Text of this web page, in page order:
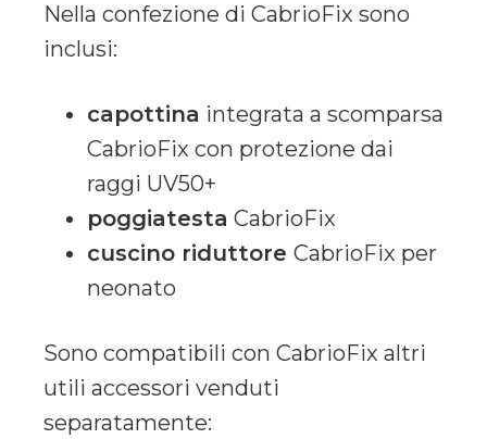
Nella confezione di CabrioFix sono
inclusi:
capottina integrata a scomparsa
CabrioFix con protezione dai
raggi UV50+
poggiatesta CabrioFix
cuscino riduttore CabrioFix per
neonato
Sono compatibili con CabrioFix altri
utili accessori venduti
separatamente: